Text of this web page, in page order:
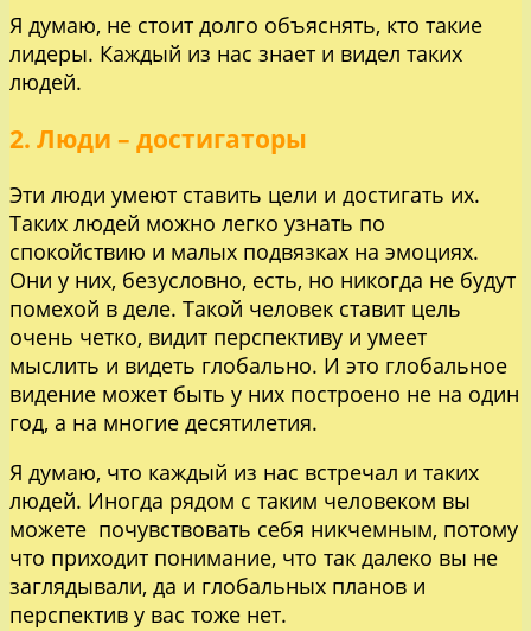
Я думаю, не стоит долго объяснять, кто такие
лидеры. Каждый из нас знает и видел таких
людей.
2. Люди – достигаторы
Эти люди умеют ставить цели и достигать их.
Таких людей можно легко узнать по
спокойствию и малых подвязках на эмоциях.
Они у них, безусловно, есть, но никогда не будут
помехой в деле. Такой человек ставит цель
очень четко, видит перспективу и умеет
мыслить и видеть глобально. И это глобальное
видение может быть у них построено не на один
год, а на многие десятилетия.
Я думаю, что каждый из нас встречал и таких
людей. Иногда рядом с таким человеком вы
можете почувствовать себя никчемным, потому
что приходит понимание, что так далеко вы не
заглядывали, да и глобальных планов и
перспектив у вас тоже нет.